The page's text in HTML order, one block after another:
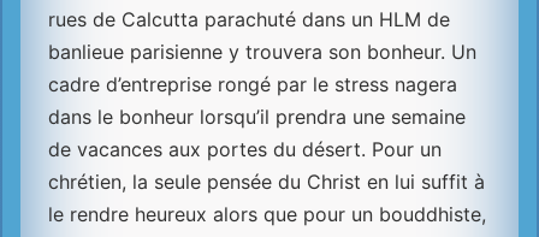
rues de Calcutta parachuté dans un HLM de
banlieue parisienne y trouvera son bonheur. Un
cadre d’entreprise rongé par le stress nagera
dans le bonheur lorsqu’il prendra une semaine
de vacances aux portes du désert. Pour un
chrétien, la seule pensée du Christ en lui suffit à
le rendre heureux alors que pour un bouddhiste,